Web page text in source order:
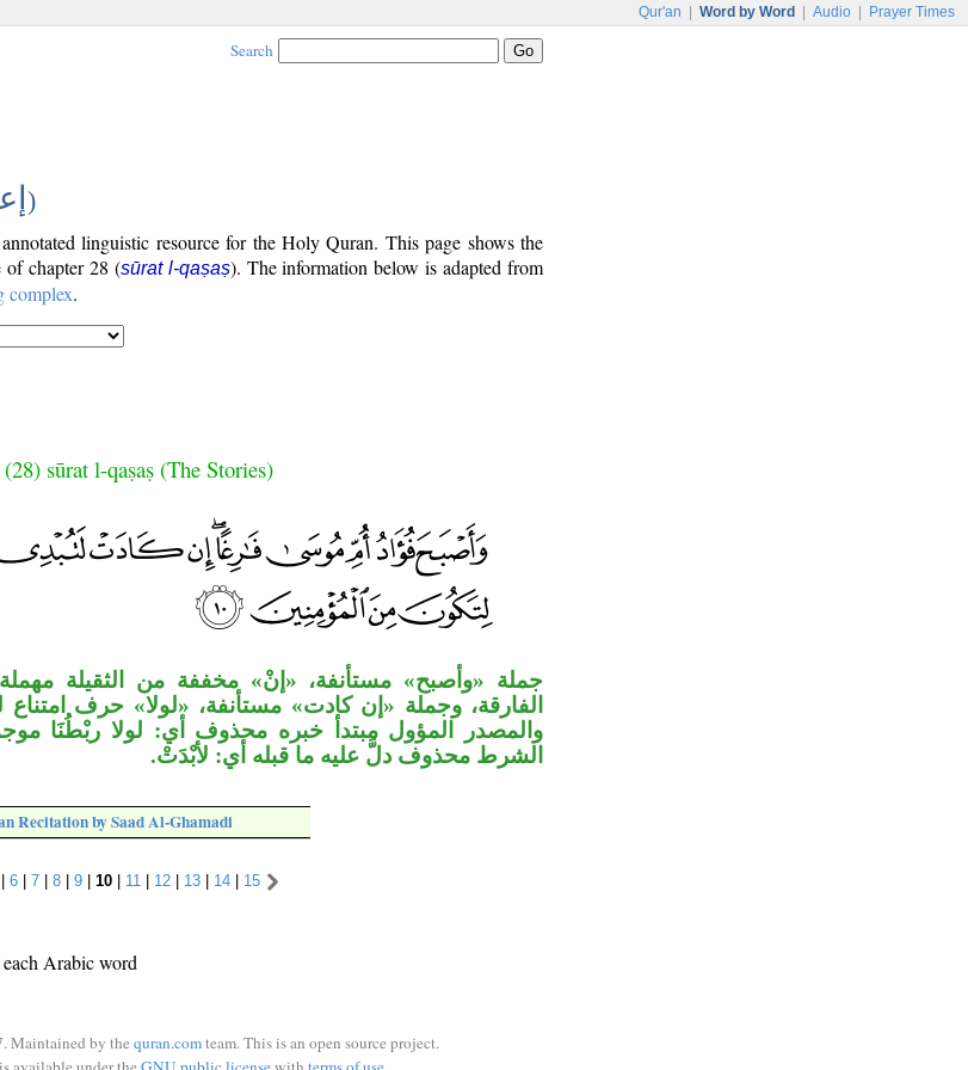
Qur'an Word by Word Audio Prayer Times
Search
)
linguistic resource for the Holy Quran. This page shows the
of chapter 28 (sūrat l-qaṣaṣ). The information below is adapted from
complex.
sūrat l-qaṣaṣ (The Stories)
جملة «وأصبح» مستأنفة، «إنْ» مخففة من الثقيلة
الفارقة، وجملة «إن كادت» مستأنفة، «لولا» حرف
والمصدر المؤول مبتدأ خبره محذوف أي: لولا ربْطُنَا
الشرط محذوف دلَّ عليه ما قبله أي: لأبْدَتْ.
Recitation by Saad Al-Ghamadi
6| 7| 8| 9| 10| 11 12| 13| 14| 15
Arabic word
Maintained by the quran.comteam. This is an open source project.